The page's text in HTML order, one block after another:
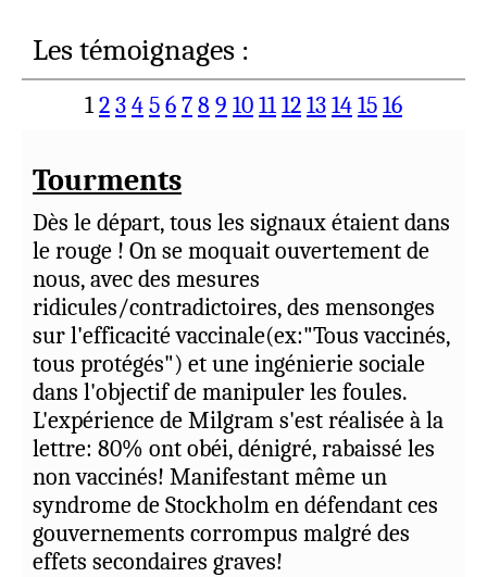
Les témoignages :
12345678 9 10111213141516
Tourments
Dès le départ, tous les signaux étaient dans
le rouge ! On se moquait ouvertement de
nous, avec des mesures
ridicules/contradictoires, des mensonges
sur l'efficacité vaccinale(ex:"Tous vaccinés,
tous protégés") et une ingénierie sociale
dans l'objectif de manipuler les foules.
L'expérience de Milgram s'est réalisée à la
lettre: 80% ont obéi, dénigré, rabaissé les
non vaccinés! Manifestant même un
syndrome de Stockholm en défendant ces
gouvernements corrompus malgré des
effets secondaires graves!